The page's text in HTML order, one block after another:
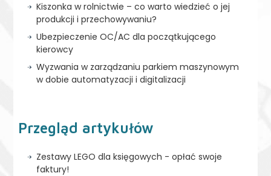
Kiszonka w rolnictwie – co warto wiedzieć o jej
produkcji i przechowywaniu?
Ubezpieczenie OC/AC dla początkującego
kierowcy
Wyzwania w zarządzaniu parkiem maszynowym
w dobie automatyzacji i digitalizacji
Przegląd artykułów
Zestawy LEGO dla księgowych - opłać swoje
faktury!